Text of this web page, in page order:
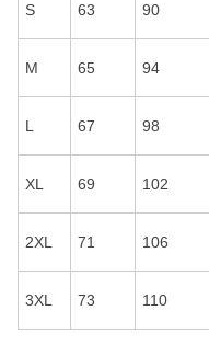
S 63 90
M 65 94
L 67 98
XL 69 102
2XL 71 106
3XL 73 110